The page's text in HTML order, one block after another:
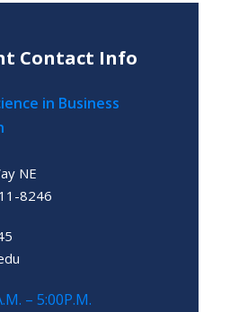
Contact Info
in Business
NE
8246
– 5:00P.M.